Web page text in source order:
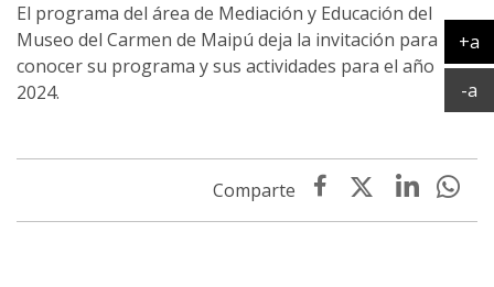
El programa del área de Mediación y Educación del
Museo del Carmen de Maipú deja la invitación para
conocer su programa y sus actividades para el año
2024.
+a
-a